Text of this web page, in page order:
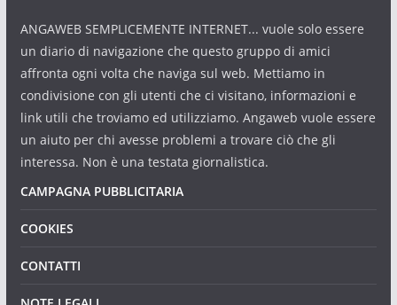
ANGAWEB SEMPLICEMENTE INTERNET... vuole solo essere
un diario di navigazione che questo gruppo di amici
affronta ogni volta che naviga sul web. Mettiamo in
condivisione con gli utenti che ci visitano, informazioni e
link utili che troviamo ed utilizziamo. Angaweb vuole essere
un aiuto per chi avesse problemi a trovare ciò che gli
interessa. Non è una testata giornalistica.
CAMPAGNA PUBBLICITARIA
COOKIES
CONTATTI